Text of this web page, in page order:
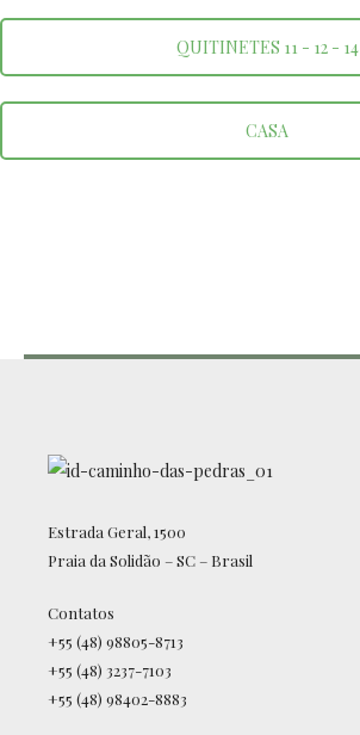
QUITINETES 11 - 12 - 14
CASA
Estrada Geral, 1500
Praia da Solidão – SC – Brasil
Contatos
+55 (48) 98805-8713
+55 (48) 3237-7103
+55 (48) 98402-8883